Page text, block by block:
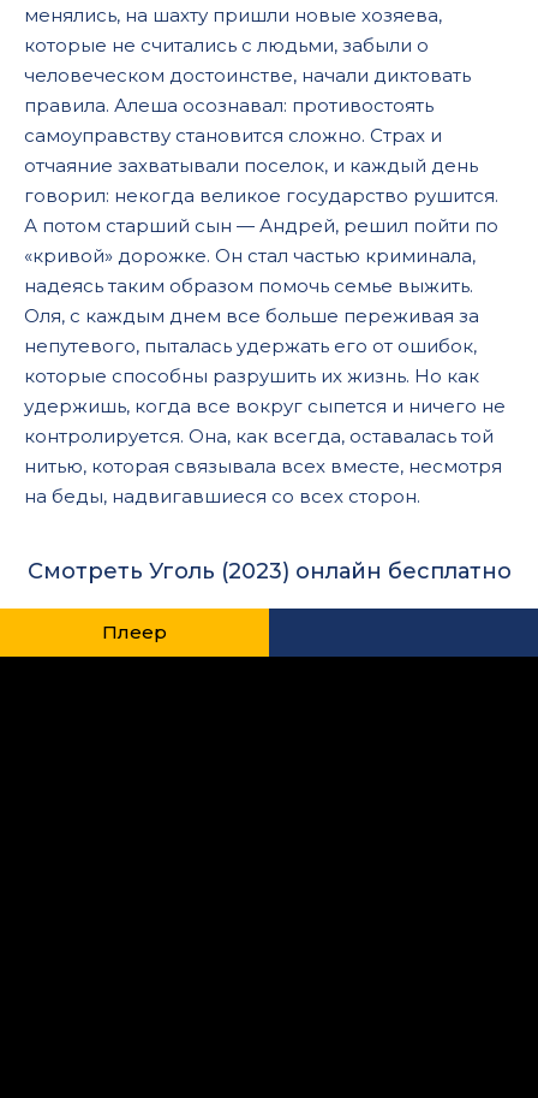
менялись, на шахту пришли новые хозяева,
которые не считались с людьми, забыли о
человеческом достоинстве, начали диктовать
правила. Алеша осознавал: противостоять
самоуправству становится сложно. Страх и
отчаяние захватывали поселок, и каждый день
говорил: некогда великое государство рушится.
А потом старший сын — Андрей, решил пойти по
«кривой» дорожке. Он стал частью криминала,
надеясь таким образом помочь семье выжить.
Оля, с каждым днем все больше переживая за
непутевого, пыталась удержать его от ошибок,
которые способны разрушить их жизнь. Но как
удержишь, когда все вокруг сыпется и ничего не
контролируется. Она, как всегда, оставалась той
нитью, которая связывала всех вместе, несмотря
на беды, надвигавшиеся со всех сторон.
Смотреть Уголь (2023) онлайн бесплатно
Плеер